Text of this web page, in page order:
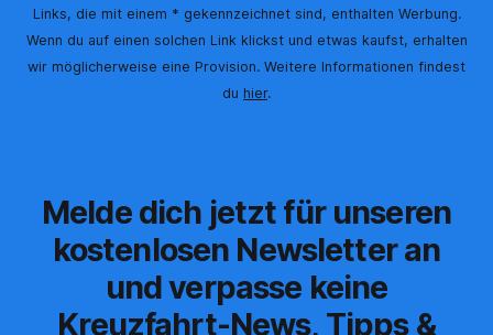
Links, die mit einem * gekennzeichnet sind, enthalten Werbung.
Wenn du auf einen solchen Link klickst und etwas kaufst, erhalten
wir möglicherweise eine Provision. Weitere Informationen findest
du hier.
Melde dich jetzt für unseren
kostenlosen Newsletter an
und verpasse keine
Kreuzfahrt-News, Tipps &